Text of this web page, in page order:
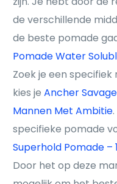
de verschillende
de beste pomade
Pomade Water
Zoek je een
kies jeAncher
Mannen Met Ambitie
specifieke pomade
Superhold Pomade –
Door het op deze